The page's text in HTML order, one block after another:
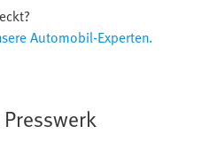
Automobil-Experten.